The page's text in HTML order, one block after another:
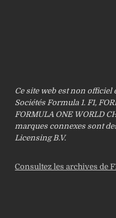
Ce site web est non officiel
Sociétés Formula 1. F1,
FORMULA ONE WORLD
marques connexes sont
Licensing B.V.
Consultez les archives de